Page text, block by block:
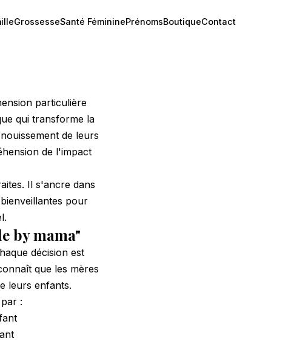
GrossesseSanté FémininePrénomsBoutiqueContact
particulière
qui transforme la
de leurs
de l'impact
Il s'ancre dans
pour
by mama"
décision est
que les mères
leurs enfants.
: